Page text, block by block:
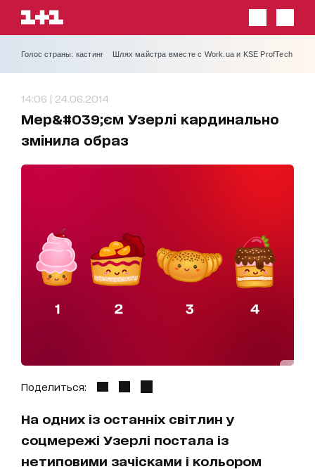
Голос страны: кастинг Шлях майстра вместе с Work.ua и KSE ProfTech
14:06 | 24.06.2014
Мер&#039;єм Узерлі кардинально
змінила образ
Поделиться:
На одних із останніх світлин у
соцмережі Узерлі постала із
нетиповими зачісками і кольором